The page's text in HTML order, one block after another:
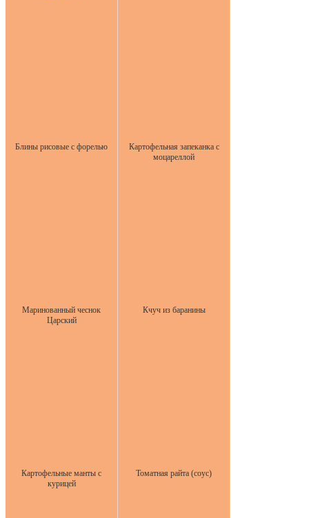
Блины рисовые с форелью
Картофельная запеканка с
моцареллой
Маринованный чеснок
Царский
Кчуч из баранины
Картофельные манты с
курицей
Томатная райта (соус)